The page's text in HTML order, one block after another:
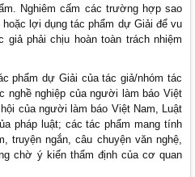
Nghiêm cấm các trường hợp sao
lợi dụng tác phẩm dự Giải để vu
giả phải chịu hoàn toàn trách nhiệm
phẩm dự Giải của tác giả/nhóm tác
nghề nghiệp của người làm báo Việt
của người làm báo Việt Nam, Luật
pháp luật; các tác phẩm mang tính
truyện ngắn, câu chuyện văn nghệ,
chờ ý kiến thẩm định của cơ quan